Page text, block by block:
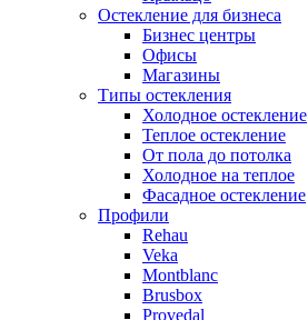
Остекление для бизнеса
Бизнес центры
Офисы
Магазины
Типы остекления
Холодное остекление
Теплое остекление
От пола до потолка
Холодное на теплое
Фасадное остекление
Профили
Rehau
Veka
Montblanc
Brusbox
Provedal